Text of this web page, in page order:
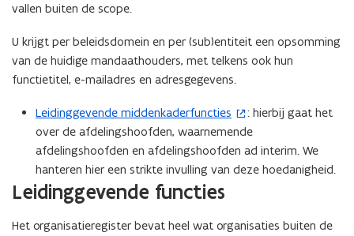
vallen buiten de scope.
U krijgt per beleidsdomein en per (sub)entiteit een opsomming
van de huidige mandaathouders, met telkens ook hun
functietitel, e-mailadres en adresgegevens.
Leidinggevende middenkaderfuncties
(
o
p
e
n
i
: hierbij gaat het
over de afdelingshoofden, waarnemende
afdelingshoofden en afdelingshoofden ad interim. We
hanteren hier een strikte invulling van deze hoedanigheid.
Leidinggevende functies
Het organisatieregister bevat heel wat organisaties buiten de